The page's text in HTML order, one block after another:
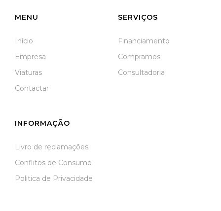
MENU
Início
Empresa
Viaturas
Contactar
SERVIÇOS
Financiamento
Compramos
Consultadoria
INFORMAÇÃO
Livro de reclamações
Conflitos de Consumo
Politica de Privacidade